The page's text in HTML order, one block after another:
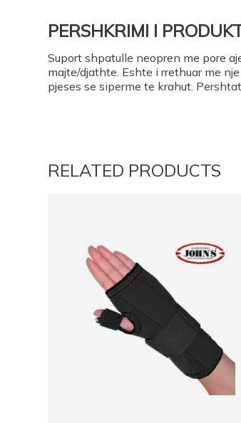
PERSHKRIMI I
Suport shpatulle neopren me pore
majte/djathte. Eshte i rrethuar me
pjeses se siperme te krahut.
RELATED PRODUCTS